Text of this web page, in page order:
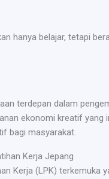
hanya belajar, tetapi
terdepan dalam
ekonomi kreatif yang
bagi masyarakat.
Kerja (LPK) terkemuka